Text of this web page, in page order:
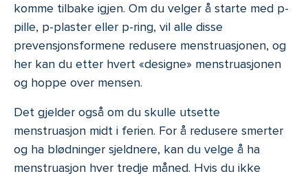
komme tilbake igjen. Om du velger å starte med p-
pille, p-plaster eller p-ring, vil alle disse
prevensjonsformene redusere menstruasjonen, og
her kan du etter hvert «designe» menstruasjonen
og hoppe over mensen.
Det gjelder også om du skulle utsette
menstruasjon midt i ferien. For å redusere smerter
og ha blødninger sjeldnere, kan du velge å ha
menstruasjon hver tredje måned. Hvis du ikke